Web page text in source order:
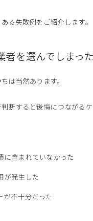
る失敗例をご紹介します。
者を選んでしまった
は当然あります。
断すると後悔につながるケ
に含まれていなかった
が発生した
が不十分だった